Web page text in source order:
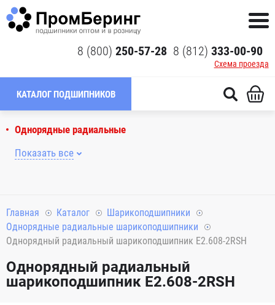
8 (800) 250-57-28 8 (812) 333-00-90
Схема проезда
КАТАЛОГ ПОДШИПНИКОВ
Однорядные радиальные
Показать все
Главная Каталог
Шарикоподшипники
Однорядные радиальные шарикоподшипники
Однорядный радиальный шарикоподшипник E2.608-2RSH
Однорядный радиальный
шарикоподшипник E2.608-2RSH